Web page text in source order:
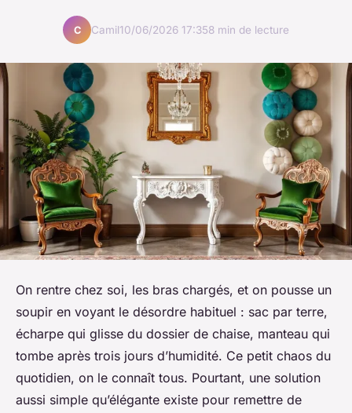
C Camil10/06/2026 17:358 min de lecture
On rentre chez soi, les bras chargés, et on pousse un
soupir en voyant le désordre habituel : sac par terre,
écharpe qui glisse du dossier de chaise, manteau qui
tombe après trois jours d’humidité. Ce petit chaos du
quotidien, on le connaît tous. Pourtant, une solution
aussi simple qu’élégante existe pour remettre de